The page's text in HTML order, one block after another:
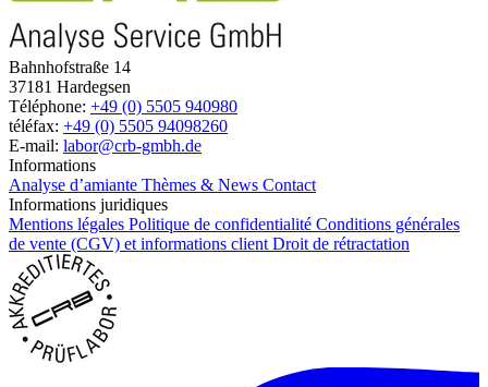
Bahnhofstraße 14
37181 Hardegsen
Téléphone: +49 (0) 5505 940980
téléfax: +49 (0) 5505 94098260
E-mail: labor@crb-gmbh.de
Informations
Analyse d’amiante Thèmes & News Contact
Informations juridiques
Mentions légales Politique de confidentialité Conditions générales
de vente (CGV) et informations client Droit de rétractation